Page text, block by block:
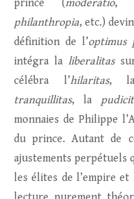
prince (moderatio,
philanthropia, etc.)
définition de l’optimus
intégra laliberalitas
célébra l’hilaritas,
tranquillitas, la
monnaies de Philippe
du prince. Autant de
ajustements perpétuels
les élites de l’empire et